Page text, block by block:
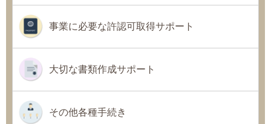
事業に必要な許認可取得サポート
大切な書類作成サポート
その他各種手続き